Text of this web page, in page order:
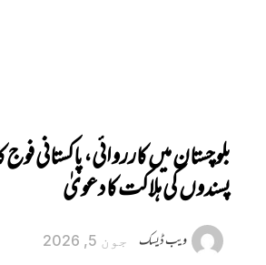
بلوچستان میں کارروائی، پاکستانی
پسندوں کی ہلاکت کا دعویٰ
ویب ڈیسک جون 5, 2026